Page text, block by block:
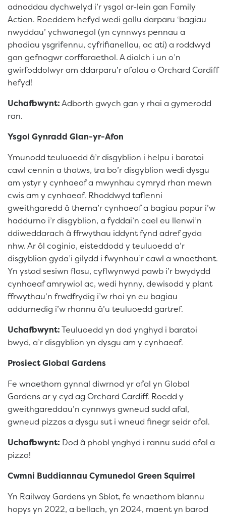
adnoddau dychwelyd i’r ysgol ar-lein gan Family
Action. Roeddem hefyd wedi gallu darparu ‘bagiau
nwyddau’ ychwanegol (yn cynnwys pennau a
phadiau ysgrifennu, cyfrifianellau, ac ati) a roddwyd
gan gefnogwr corfforaethol. A diolch i un o’n
gwirfoddolwyr am ddarparu’r afalau o Orchard Cardiff
hefyd!
Uchafbwynt:Adborth gwych gan y rhai a gymerodd
ran.
Ysgol Gynradd Glan-yr-Afon
Ymunodd teuluoedd â’r disgyblion i helpu i baratoi
cawl cennin a thatws, tra bo’r disgyblion wedi dysgu
am ystyr y cynhaeaf a mwynhau cymryd rhan mewn
cwis am y cynhaeaf. Rhoddwyd taflenni
gweithgaredd â thema’r cynhaeaf a bagiau papur i’w
haddurno i’r disgyblion, a fyddai’n cael eu llenwi’n
ddiweddarach â ffrwythau iddynt fynd adref gyda
nhw. Ar ôl coginio, eisteddodd y teuluoedd a’r
disgyblion gyda’i gilydd i fwynhau’r cawl a wnaethant.
Yn ystod sesiwn flasu, cyflwynwyd pawb i’r bwydydd
cynhaeaf amrywiol ac, wedi hynny, dewisodd y plant
ffrwythau’n frwdfrydig i’w rhoi yn eu bagiau
addurnedig i’w rhannu â’u teuluoedd gartref.
Uchafbwynt:Teuluoedd yn dod ynghyd i baratoi
bwyd, a’r disgyblion yn dysgu am y cynhaeaf.
Prosiect Global Gardens
Fe wnaethom gynnal diwrnod yr afal yn Global
Gardens ar y cyd ag Orchard Cardiff. Roedd y
gweithgareddau’n cynnwys gwneud sudd afal,
gwneud pizzas a dysgu sut i wneud finegr seidr afal.
Uchafbwynt: Dod â phobl ynghyd i rannu sudd afal a
pizza!
Cwmni Buddiannau Cymunedol Green Squirrel
Yn Railway Gardens yn Sblot, fe wnaethom blannu
hopys yn 2022, a bellach, yn 2024, maent yn barod